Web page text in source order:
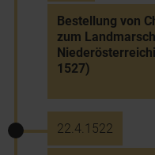
Bestellung von
zum
1527)
22.4.1522